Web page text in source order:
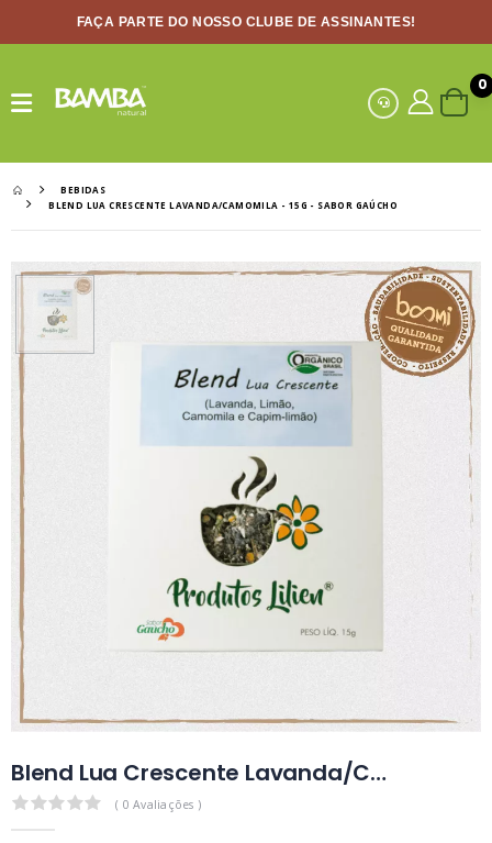
FAÇA PARTE DO NOSSO CLUBE DE ASSINANTES!
0
BEBIDAS
BLEND LUA CRESCENTE LAVANDA/CAMOMILA - 15G - SABOR GAÚCHO
Blend Lua Crescente Lavanda/Camomila - 15g - Sabor Gaúcho
0.0
( 0 Avaliações )